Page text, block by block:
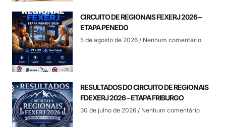
CIRCUITO DE REGIONAIS FEXERJ 2026 –
ETAPA PENEDO
5 de agosto de 2026 Nenhum comentário
RESULTADOS DO CIRCUITO DE REGIONAIS
FDEXERJ 2026 – ETAPA FRIBURGO
30 de julho de 2026 Nenhum comentário